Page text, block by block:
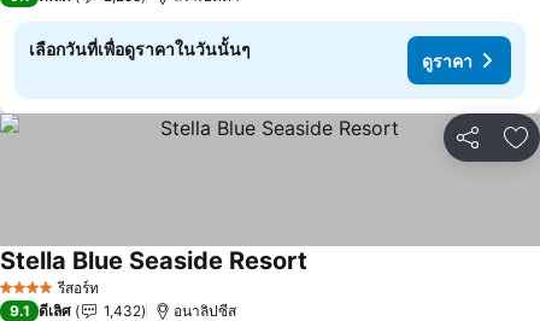
เลือกวันที่เพื่อดูราคาในวันนั้นๆ
ดูราคา
แชร์ เ
4 ดาว รีสอร์ท
Stella Blue Seaside Resort
9.1 ดีเลิศ 1,432 อนาลิปซีส